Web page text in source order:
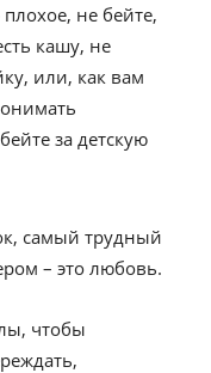
не бейте,
кашу, не
или, как вам
за детскую
самый трудный
– это любовь.
чтобы